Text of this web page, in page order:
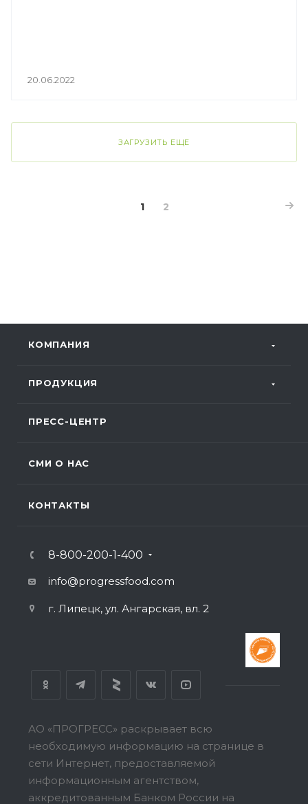
20.06.2022
ЗАГРУЗИТЬ ЕЩЕ
1 2
КОМПАНИЯ
ПРОДУКЦИЯ
ПРЕСС-ЦЕНТР
СМИ О НАС
КОНТАКТЫ
8-800-200-1-400
info@progressfood.com
г. Липецк, ул. Ангарская, вл. 2
АО «ПРОГРЕСС» раскрывает всю
необходимую информацию на странице в
сети Интернет, предоставляемой
информационным агентством,
аккредитованным Банком России на